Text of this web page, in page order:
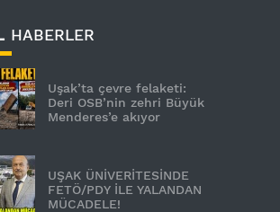
HABERLER
Uşak’ta çevre felaketi:
Deri OSB’nin zehri Büyük
Menderes’e akıyor
UŞAK ÜNİVERİTESİNDE
FETÖ/PDY İLE YALANDAN
MÜCADELE!